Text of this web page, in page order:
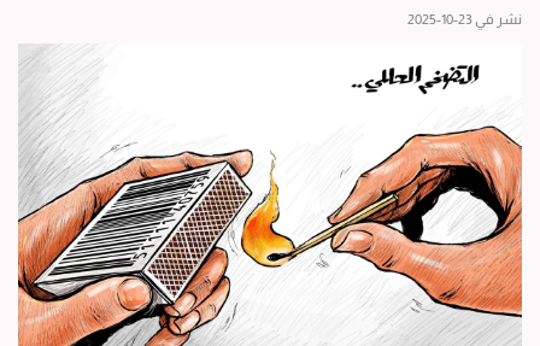
نشر في 23-10-2025